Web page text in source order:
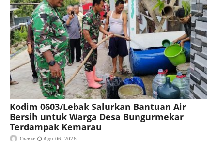
Kodim 0603/Lebak Salurkan Bantuan Air
Bersih untuk Warga Desa Bungurmekar
Terdampak Kemarau
Owner Agu 06, 2026